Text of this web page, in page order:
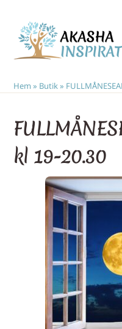
content
Hem » Butik»
kl 19-20.30